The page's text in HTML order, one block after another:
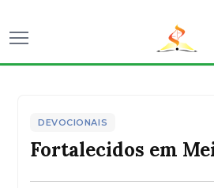
DEVOCIONAIS
Fortalecidos em